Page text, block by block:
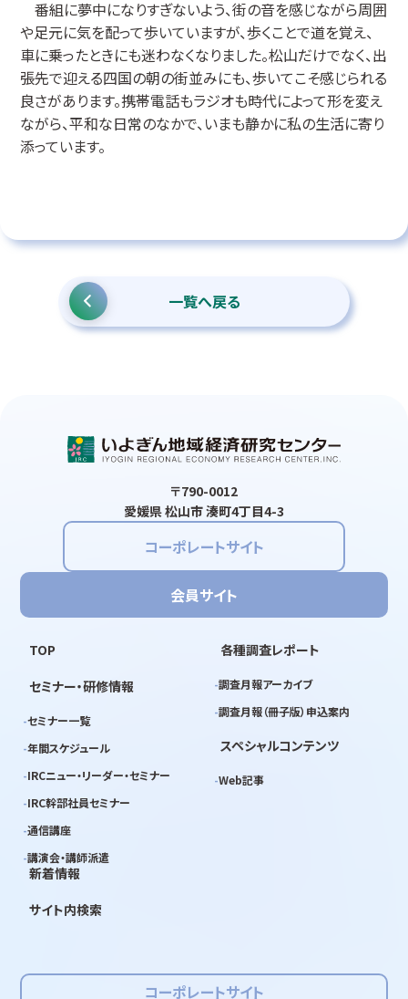
番組に夢中になりすぎないよう、街の音を感じながら周囲
や足元に気を配って歩いていますが、歩くことで道を覚え、
車に乗ったときにも迷わなくなりました。松山だけでなく、出
張先で迎える四国の朝の街並みにも、歩いてこそ感じられる
良さがあります。携帯電話もラジオも時代によって形を変え
ながら、平和な日常のなかで、いまも静かに私の生活に寄り
添っています。
一覧へ戻る
〒790-0012
愛媛県 松山市 湊町4丁目4-3
コーポレートサイト
会員サイト
TOP
セミナー・研修情報
セミナー一覧
年間スケジュール
IRCニュー・リーダー・セミナー
IRC幹部社員セミナー
通信講座
講演会・講師派遣
各種調査レポート
調査月報アーカイブ
調査月報（冊子版）申込案内
スペシャルコンテンツ
Web記事
新着情報
サイト内検索
コーポレートサイト